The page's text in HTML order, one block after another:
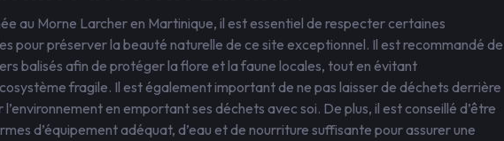
au Morne Larcher en Martinique, il est essentiel de respecter certaines
pour préserver la beauté naturelle de ce site exceptionnel. Il est recommandé de
balisés afin de protéger la flore et la faune locales, tout en évitant
fragile. Il est également important de ne pas laisser de déchets derrière
en emportant ses déchets avec soi. De plus, il est conseillé d’être
d’équipement adéquat, d’eau et de nourriture suffisante pour assurer une